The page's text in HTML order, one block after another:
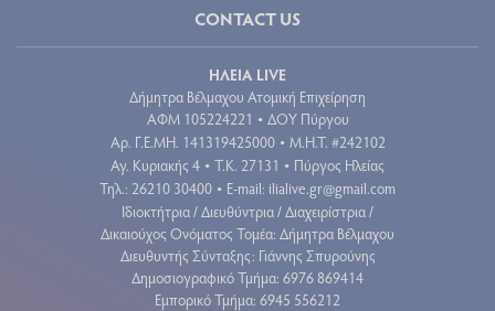
CONTACT US
ΗΛΕΙΑ LIVE
Δήμητρα Βέλμαχου Ατομική Επιχείρηση
ΑΦΜ 105224221 • ΔΟΥ Πύργου
Aρ. Γ.Ε.ΜΗ. 141319425000 • Μ.Η.Τ. #242102
Αγ. Κυριακής 4 • Τ.Κ. 27131 • Πύργος Ηλείας
Τηλ.: 26210 30400 • E-mail: ilialive.gr@gmail.com
Ιδιοκτήτρια / Διευθύντρια / Διαχειρίστρια /
Δικαιούχος Ονόματος Τομέα: Δήμητρα Βέλμαχου
Διευθυντής Σύνταξης: Γιάννης Σπυρούνης
Δημοσιογραφικό Τμήμα: 6976 869414
Εμπορικό Τμήμα: 6945 556212